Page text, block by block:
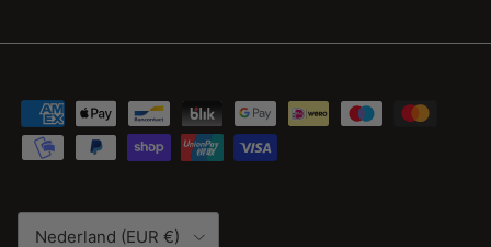
Land/Regio
Nederland (EUR €)